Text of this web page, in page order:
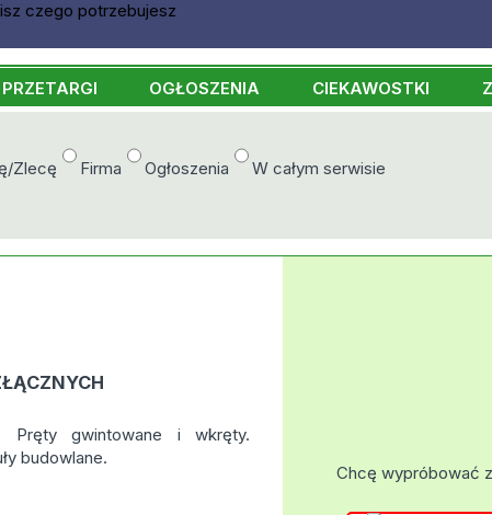
czego potrzebujesz
PRZETARGI OGŁOSZENIA CIEKAWOSTKI
Zlecę Firma Ogłoszenia W całym serwisie
Pręty gwintowane i wkręty.
budowlane.
Chcę wypróbować